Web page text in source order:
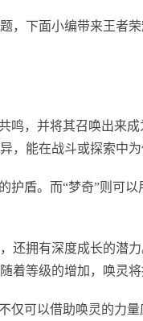
，下面小编带来王者
鸣，并将其召唤出来成
，能在战斗或探索中为
护盾。而“梦奇”则可
还拥有深度成长的潜
着等级的增加，唤灵将
仅可以借助唤灵的力